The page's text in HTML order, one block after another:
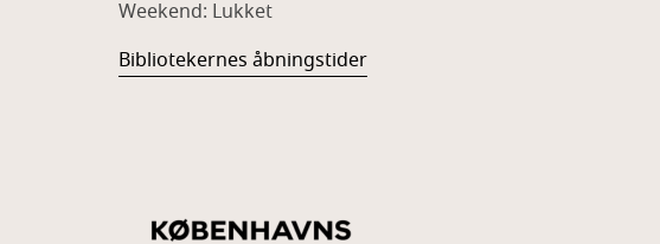
Weekend: Lukket
Bibliotekernes åbningstider